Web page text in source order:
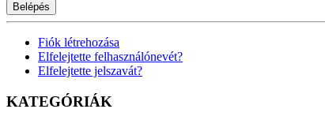
Belépés
Fiók létrehozása
Elfelejtette felhasználónevét?
Elfelejtette jelszavát?
KATEGÓRIÁK